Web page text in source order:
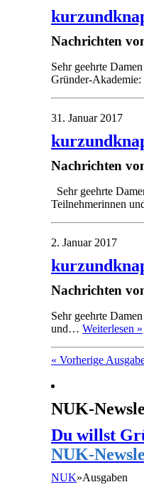
Nachrichten
Sehr geehrte
Gründer-
31. Januar 2017
Nachrichten
Sehr geehrte
Teilnehmerinnen
2. Januar 2017
Nachrichten
Sehr geehrte
und… Weiterlesen »
« Vorherige
NUK-
Du willst
NUK-
NUK»Ausgaben